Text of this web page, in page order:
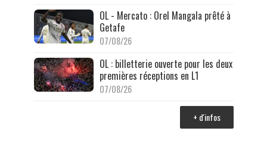
OL - Mercato : Orel Mangala prêté à
Getafe
07/08/26
OL : billetterie ouverte pour les deux
premières réceptions en L1
07/08/26
+ d'infos